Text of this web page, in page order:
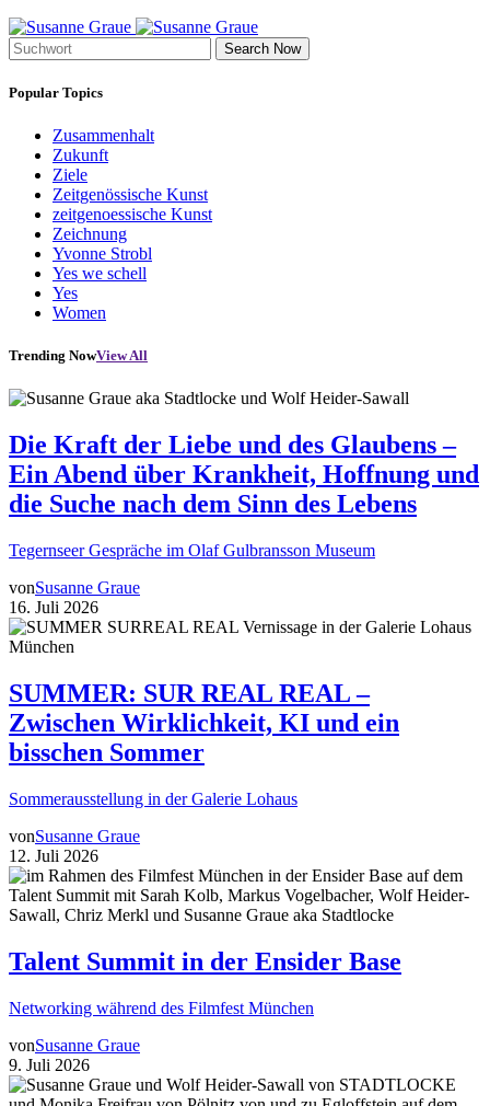
Search Now
Popular Topics
Zusammenhalt
Zukunft
Ziele
Zeitgenössische Kunst
zeitgenoessische Kunst
Zeichnung
Yvonne Strobl
Yes we schell
Yes
Women
Trending NowView All
Die Kraft der Liebe und des Glaubens –
Ein Abend über Krankheit, Hoffnung und
die Suche nach dem Sinn des Lebens
Tegernseer Gespräche im Olaf Gulbransson Museum
vonSusanne Graue
16. Juli 2026
SUMMER: SUR REAL REAL –
Zwischen Wirklichkeit, KI und ein
bisschen Sommer
Sommerausstellung in der Galerie Lohaus
vonSusanne Graue
12. Juli 2026
Talent Summit in der Ensider Base
Networking während des Filmfest München
vonSusanne Graue
9. Juli 2026